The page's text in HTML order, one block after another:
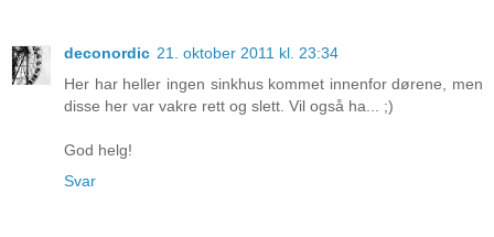
deconordic 21. oktober 2011 kl. 23:34
Her har heller ingen sinkhus kommet innenfor dørene, men
disse her var vakre rett og slett. Vil også ha... ;)
God helg!
Svar